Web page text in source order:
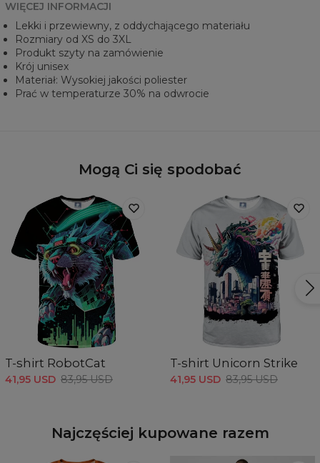
WIĘCEJ INFORMACJI
Lekki i przewiewny, z oddychającego materiału
Rozmiary od XS do 3XL
Produkt szyty na zamówienie
Krój unisex
Materiał: Wysokiej jakości poliester
Prać w temperaturze 30% na odwrocie
Mogą Ci się spodobać
T-shirt RobotCat
41,95 USD 83,95 USD
T-shirt Unicorn Strike
41,95 USD 83,95 USD
Najczęściej kupowane razem